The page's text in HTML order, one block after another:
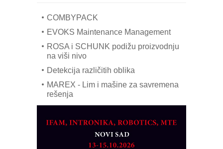
COMBYPACK
EVOKS Maintenance Management
ROSA i SCHUNK podižu proizvodnju
na viši nivo
Detekcija različitih oblika
MAREX - Lim i mašine za savremena
rešenja
partner
CTO - Prilagodite svoju toplinsku